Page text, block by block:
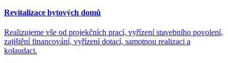
Revitalizace bytových domů
Realizujeme vše od projekčních prací, vyřízení stavebního povolení,
zajištění financování, vyřízení dotací, samotnou realizaci a
kolaudaci.